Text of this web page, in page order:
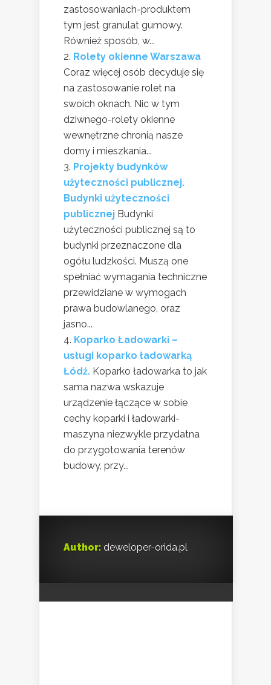
zastosowaniach-produktem
tym jest granulat gumowy.
Również sposób, w...
Rolety okienne Warszawa
Coraz więcej osób decyduje się
na zastosowanie rolet na
swoich oknach. Nic w tym
dziwnego-rolety okienne
wewnętrzne chronią nasze
domy i mieszkania...
Projekty budynków
użyteczności publicznej.
Budynki użyteczności
publicznej Budynki
użyteczności publicznej są to
budynki przeznaczone dla
ogółu ludzkości. Muszą one
spełniać wymagania techniczne
przewidziane w wymogach
prawa budowlanego, oraz
jasno...
Koparko Ładowarki –
usługi koparko ładowarką
Łódź. Koparko ładowarka to jak
sama nazwa wskazuje
urządzenie łączące w sobie
cechy koparki i ładowarki-
maszyna niezwykle przydatna
do przygotowania terenów
budowy, przy...
Author: deweloper-orida.pl